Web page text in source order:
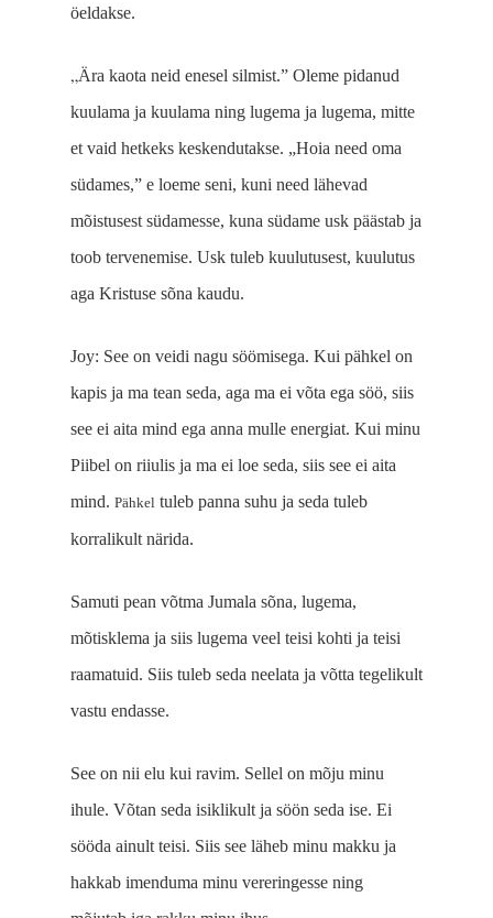
öeldakse.
„Ära kaota neid enesel silmist.” Oleme pidanud
kuulama ja kuulama ning lugema ja lugema, mitte
et vaid hetkeks keskendutakse. „Hoia need oma
südames,” e loeme seni, kuni need lähevad
mõistusest südamesse, kuna südame usk päästab ja
toob tervenemise. Usk tuleb kuulutusest, kuulutus
aga Kristuse sõna kaudu.
Joy: See on veidi nagu söömisega. Kui pähkel on
kapis ja ma tean seda, aga ma ei võta ega söö, siis
see ei aita mind ega anna mulle energiat. Kui minu
Piibel on riiulis ja ma ei loe seda, siis see ei aita
mind. Pähkel tuleb panna suhu ja seda tuleb
korralikult närida.
Samuti pean võtma Jumala sõna, lugema,
mõtisklema ja siis lugema veel teisi kohti ja teisi
raamatuid. Siis tuleb seda neelata ja võtta tegelikult
vastu endasse.
See on nii elu kui ravim. Sellel on mõju minu
ihule. Võtan seda isiklikult ja söön seda ise. Ei
sööda ainult teisi. Siis see läheb minu makku ja
hakkab imenduma minu vereringesse ning